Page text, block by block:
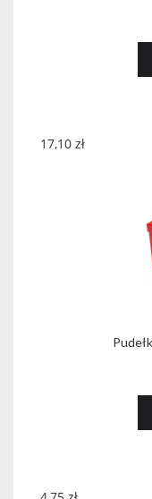
17,10 zł